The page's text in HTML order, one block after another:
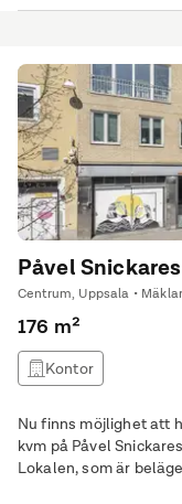
Påvel
Centrum, Uppsala •
176 m²
Kontor
Nu finns möjlighet att
kvm på Påvel
Lokalen, som är